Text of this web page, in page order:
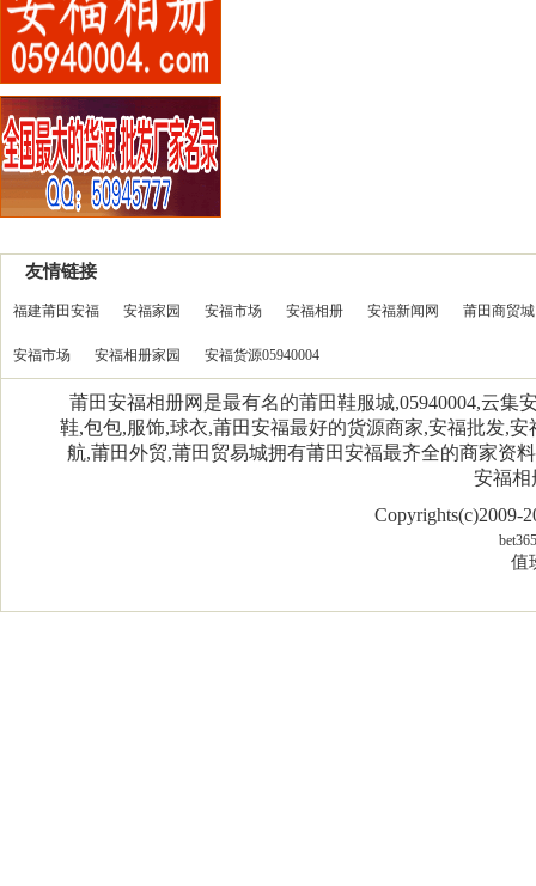
友情链接
福建莆田安福 安福家园 安福市场 安福相册 安福新闻网 莆田商贸城
安福市场 安福相册家园 安福货源05940004
莆田安福相册网是最有名的莆田鞋服城,05940004,云
鞋,包包,服饰,球衣,莆田安福最好的货源商家,安福批发,
航,莆田外贸,莆田贸易城拥有莆田安福最齐全的商家资
安福相
Copyrights(c)2009-
bet365
值